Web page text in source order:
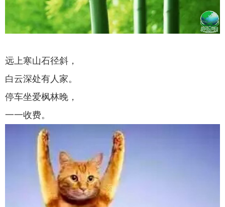
远上寒山石径斜，
白云深处有人家。
停车坐爱枫林晚，
一一收费。